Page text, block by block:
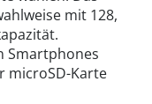
mit 128,
Smartphones
microSD-Karte